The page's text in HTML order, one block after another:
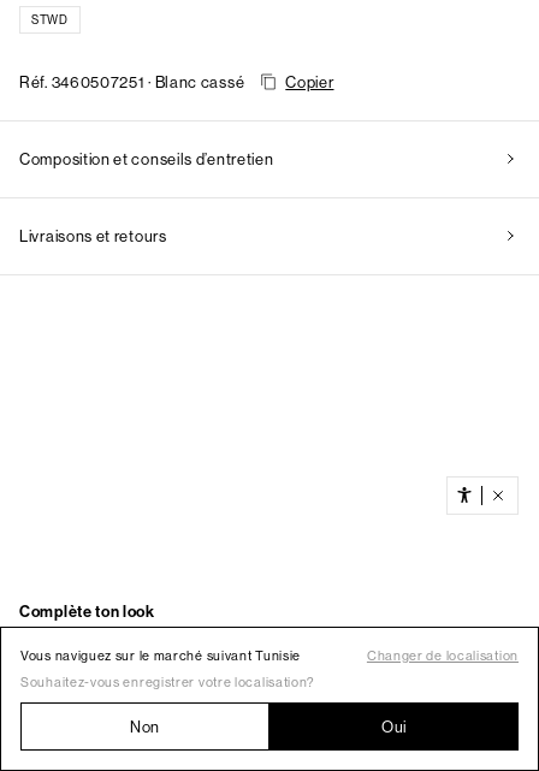
Vous naviguez sur le marché suivant Tunisie
Changer de localisation
Souhaitez-vous enregistrer votre localisation?
Non Oui